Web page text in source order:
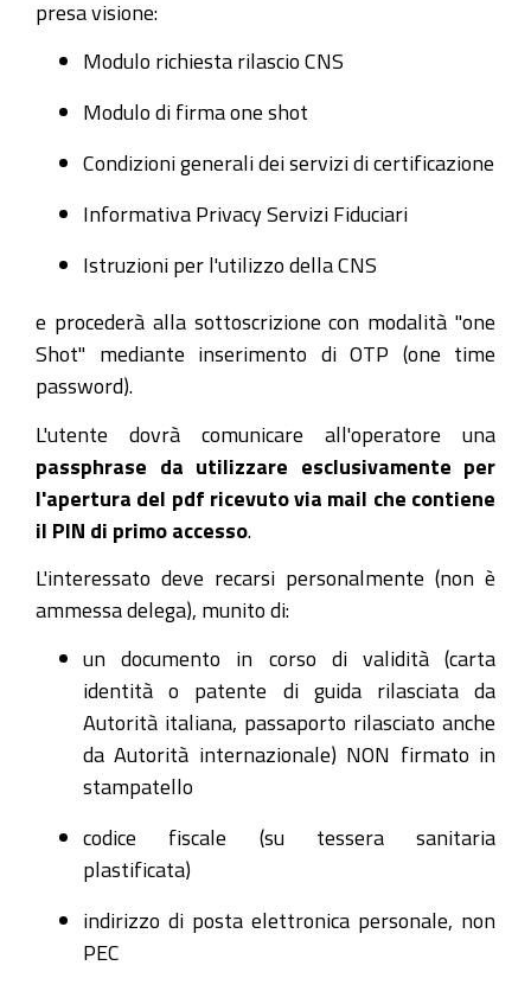
presa visione:
Modulo richiesta rilascio CNS
Modulo di firma one shot
Condizioni generali dei servizi di certificazione
Informativa Privacy Servizi Fiduciari
Istruzioni per l'utilizzo della CNS
e procederà alla sottoscrizione con modalità "one
Shot" mediante inserimento di OTP (one time
password).
L'utente dovrà comunicare all'operatore una
passphrase da utilizzare esclusivamente per
l'apertura del pdf ricevuto via mail che contiene
il PIN di primo accesso
L'interessato deve recarsi personalmente (non è
ammessa delega), munito di:
un documento in corso di validità (carta
identità o patente di guida rilasciata da
Autorità italiana, passaporto rilasciato anche
da Autorità internazionale) NON firmato in
stampatello
codice fiscale (su tessera sanitaria
plastificata)
indirizzo di posta elettronica personale, non
PEC